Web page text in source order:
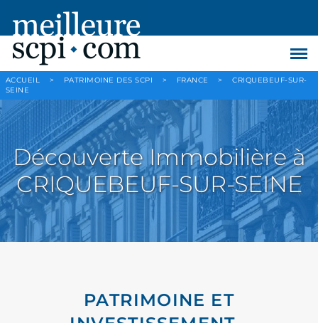
ACCUEIL > PATRIMOINE DES SCPI > FRANCE >
CRIQUEBEUF-SUR-
SEINE
Découverte Immobilière à
CRIQUEBEUF-SUR-SEINE
PATRIMOINE ET